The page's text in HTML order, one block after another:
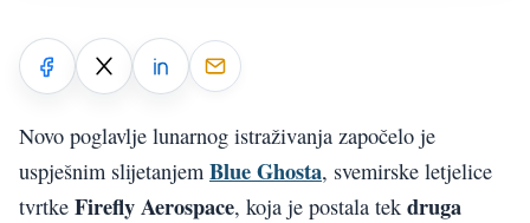
Novo poglavlje lunarnog istraživanja započelo je
uspješnim slijetanjem Blue Ghosta, svemirske letjelice
tvrtke Firefly Aerospace, koja je postala tek druga